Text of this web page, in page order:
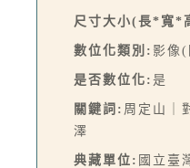
尺寸大小(長*寬*
數位化類別: 影像(
是否數位化: 是
關鍵詞: 周定山｜
澤
典藏單位: 國立臺